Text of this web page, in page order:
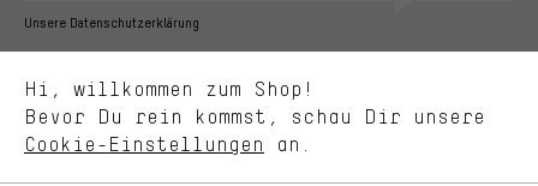
Unsere Datenschutzerklärung
Sprache"
Deutsch
DE english
EN español
ES français
FR
Hi, willkommen zum Shop!
Bevor Du rein kommst, schau Dir unsere
Cookie-Einstellungen an.
Bessere Leistung
Uns interessiert, was Du in unserem Shop suchst und brauchst.
selbst Einfluss auf die Verbesserung unserer Webseite und
unseres Shop-Angebots.